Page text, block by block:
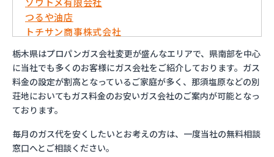
ソウトメ有限会社
つるや油店
トチサン商事株式会社
フジオックス株式会社 宇都宮営業所
マイシティプロパンガス
ミライフ株式会社 大田原店
烏山プロパン株式会社
烏山通運株式会社プロパンガス
益田屋プロパン有限会社
横川食販株式会社 一里販売所
栃木県はプロパンガス会社変更が盛んなエリアで、県南部を中心
に当社でも多くのお客様にガス会社をご紹介しております。ガス
料金の設定が割高となっているご家庭が多く、那須塩原などの別
荘地においてもガス料金のお安いガス会社のご案内が可能となっ
ております。
毎月のガス代を安くしたいとお考えの方は、一度当社の無料相談
窓口へとご相談ください。